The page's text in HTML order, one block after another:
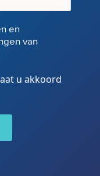
en
van
u akkoord